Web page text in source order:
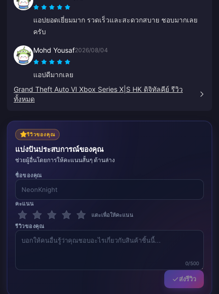
แอปยอดเยี่ยมมาก รวดเร็วและสะดวกสบาย ชอบมากเลย
ครับ
Mohd Yousaf2026/08/04
แอปดีมากเลย
Grand Theft Auto VI Xbox Series X|S HK ดิจิทัลคีย์ รีวิว
ทั้งหมด
รีวิวของคุณ
แบ่งปันประสบการณ์ของคุณ
ช่วยผู้อื่นโดยการให้คะแนนสั้นๆ ด้านล่าง
ชื่อของคุณ
คะแนน
แตะเพื่อให้คะแนน
รีวิวของคุณ
0/500
ส่งรีวิว